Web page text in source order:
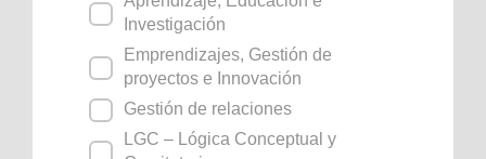
Investigación
Emprendizajes, Gestión de
proyectos e Innovación
Gestión de relaciones
LGC – Lógica Conceptual y